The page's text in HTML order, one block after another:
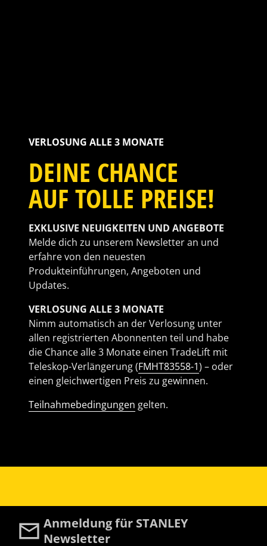
VERLOSUNG ALLE 3 MONATE
DEINE CHANCE
AUF TOLLE PREISE!
EXKLUSIVE NEUIGKEITEN UND ANGEBOTE
Melde dich zu unserem Newsletter an und
erfahre von den neuesten
Produkteinführungen, Angeboten und
Updates.
VERLOSUNG ALLE 3 MONATE
Nimm automatisch an der Verlosung unter
allen registrierten Abonnenten teil und habe
die Chance alle 3 Monate einen TradeLift mit
Teleskop-Verlängerung (FMHT83558-1) – oder
einen gleichwertigen Preis zu gewinnen.
Teilnahmebedingungen gelten.
Anmeldung für STANLEY
Newsletter